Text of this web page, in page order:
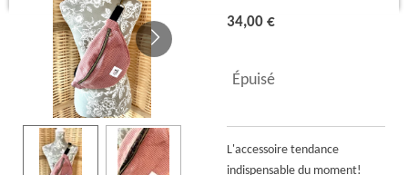
34,00 €
Épuisé
L'accessoire tendance
indispensable du moment!